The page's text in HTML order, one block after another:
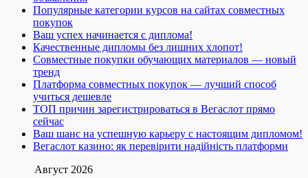
Популярные категории курсов на сайтах совместных
покупок
Ваш успех начинается с диплома!
Качественные дипломы без лишних хлопот!
Совместные покупки обучающих материалов — новый
тренд
Платформа совместных покупок — лучший способ
учиться дешевле
ТОП причин зарегистрироваться в Вегаслот прямо
сейчас
Ваш шанс на успешную карьеру с настоящим дипломом!
Вегаслот казино: як перевірити надійність платформи
Август 2026